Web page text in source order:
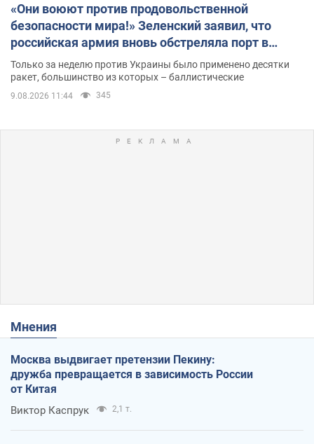
«Они воюют против продовольственной
безопасности мира!» Зеленский заявил, что
российская армия вновь обстреляла порт в
Одессе
Только за неделю против Украины было применено десятки
ракет, большинство из которых – баллистические
9.08.2026 11:44 345
Мнения
Москва выдвигает претензии Пекину:
дружба превращается в зависимость России
от Китая
Виктор Каспрук 2,1 т.